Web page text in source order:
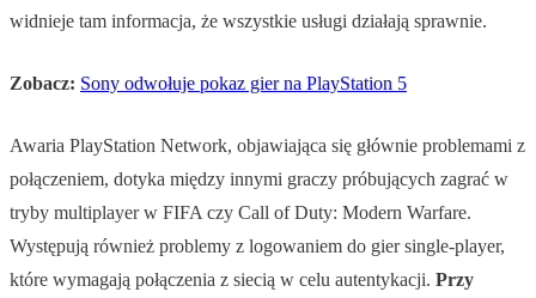
widnieje tam informacja, że wszystkie usługi działają sprawnie.
Zobacz: Sony odwołuje pokaz gier na PlayStation 5
Awaria PlayStation Network, objawiająca się głównie problemami z
połączeniem, dotyka między innymi graczy próbujących zagrać w
tryby multiplayer w FIFA czy Call of Duty: Modern Warfare.
Występują również problemy z logowaniem do gier single-player,
które wymagają połączenia z siecią w celu autentykacji. Przy